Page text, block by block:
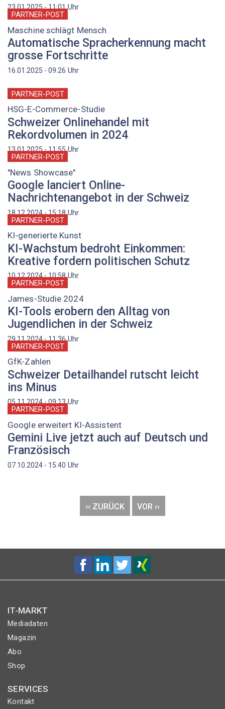
23.01.2025 - 11:01Uhr
PARTNER-POST
Maschine schlägt Mensch
Automatische Spracherkennung macht
grosse Fortschritte
16.01.2025 - 09:26 Uhr
PARTNER-POST
HSG-E-Commerce-Studie
Schweizer Onlinehandel mit
Rekordvolumen in 2024
13.01.2025 - 11:55Uhr
PARTNER-POST
"News Showcase"
Google lanciert Online-
Nachrichtenangebot in der Schweiz
18.12.2024 - 15:18Uhr
PARTNER-POST
KI-generierte Kunst
KI-Wachstum bedroht Einkommen:
Kreative fordern politischen Schutz
10.12.2024 - 10:58Uhr
PARTNER-POST
James-Studie 2024
KI-Tools erobern den Alltag von
Jugendlichen in der Schweiz
29.11.2024 - 11:36Uhr
PARTNER-POST
GfK-Zahlen
Schweizer Detailhandel rutscht leicht
ins Minus
05.11.2024 - 09:13Uhr
PARTNER-POST
Google erweitert KI-Assistent
Gemini Live jetzt auch auf Deutsch und
Französisch
07.10.2024 - 15:40 Uhr
VORHERIGE
SEITE
‹‹ ZURÜCK
NÄCHSTE
SEITE
VOR ››
IT-MARKT
Mediadaten
Magazin
Abo
Shop
SERVICES
Kontakt